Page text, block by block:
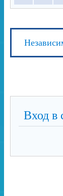
Вход в